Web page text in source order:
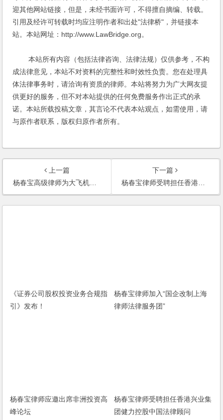
迎其他网站链接，但是，未经书面许可，不得擅自摘编、转载。
引用及经许可转载时均应注明作者和出处"法律桥"，并链接本
站。本站网址：http://www.LawBridge.org。
本站所有内容（包括法律咨询、法律法规）仅供参考，不构
成法律意见，本站不对资料的完整性和时效性负责。您在处理具
体法律事务时，请洽询有资质的律师。本站将努力为广大网友提
供更好的服务，但不对本站提供的任何免费服务作出正式的承
诺。本站所载投稿文章，其言论不代表本站观点，如需使用，请
与原作者联系，版权归原作者所有。
上一篇
杨春宝高级律师为大飞机项目提供法律服务
下一篇
杨春宝律师受聘担任香港兴业集团健力控股中国法律顾问
《证券公司股权投资业务合规指
引》发布！
杨春宝律师加入“国企改制上海
律师法律服务团”
杨春宝律师应邀出席非洲投资高
峰论坛
杨春宝律师受聘担任香港兴业集
团健力控股中国法律顾问